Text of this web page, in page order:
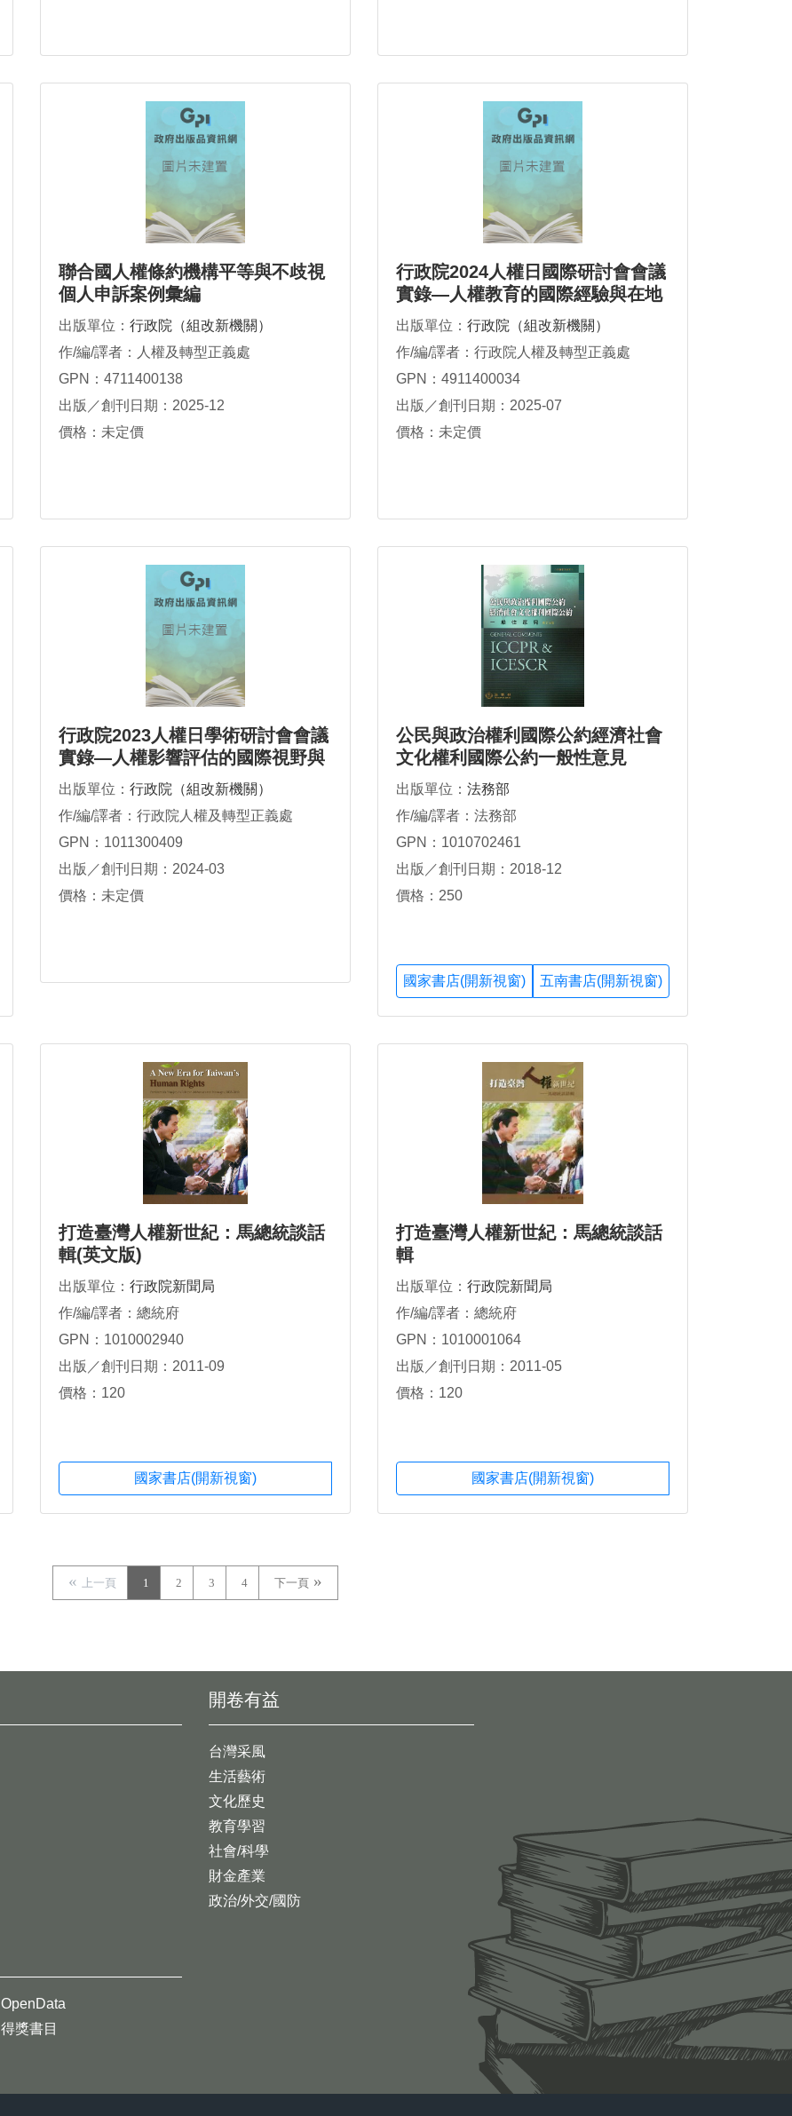
聯合國人權條約機構平等與不歧視
個人申訴案例彙編
出版單位： 行政院（組改新機關）
作/編/譯者：人權及轉型正義處
GPN：4711400138
出版／創刊日期：2025-12
價格：未定價
行政院2024人權日國際研討會會議
實錄—人權教育的國際經驗與在地
展望
出版單位： 行政院（組改新機關）
作/編/譯者：行政院人權及轉型正義處
GPN：4911400034
出版／創刊日期：2025-07
價格：未定價
行政院2023人權日學術研討會會議
實錄—人權影響評估的國際視野與
在地實踐
出版單位： 行政院（組改新機關）
作/編/譯者：行政院人權及轉型正義處
GPN：1011300409
出版／創刊日期：2024-03
價格：未定價
公民與政治權利國際公約經濟社會
文化權利國際公約一般性意見
出版單位： 法務部
作/編/譯者：法務部
GPN：1010702461
出版／創刊日期：2018-12
價格：250
國家書店(開新視窗) 五南書店(開新視窗)
打造臺灣人權新世紀：馬總統談話
輯(英文版)
出版單位： 行政院新聞局
作/編/譯者：總統府
GPN：1010002940
出版／創刊日期：2011-09
價格：120
國家書店(開新視窗)
打造臺灣人權新世紀：馬總統談話
輯
出版單位： 行政院新聞局
作/編/譯者：總統府
GPN：1010001064
出版／創刊日期：2011-05
價格：120
國家書店(開新視窗)
上一頁 1 2 3 4 下一頁
開卷有益
台灣采風
生活藝術
文化歷史
教育學習
社會/科學
財金產業
政治/外交/國防
OpenData
得獎書目